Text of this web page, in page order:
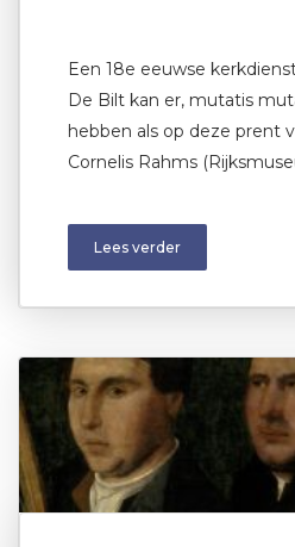
Een 18e eeuwse
De Bilt kan er, mutatis
hebben als op deze prent
Cornelis Rahms
Lees verder